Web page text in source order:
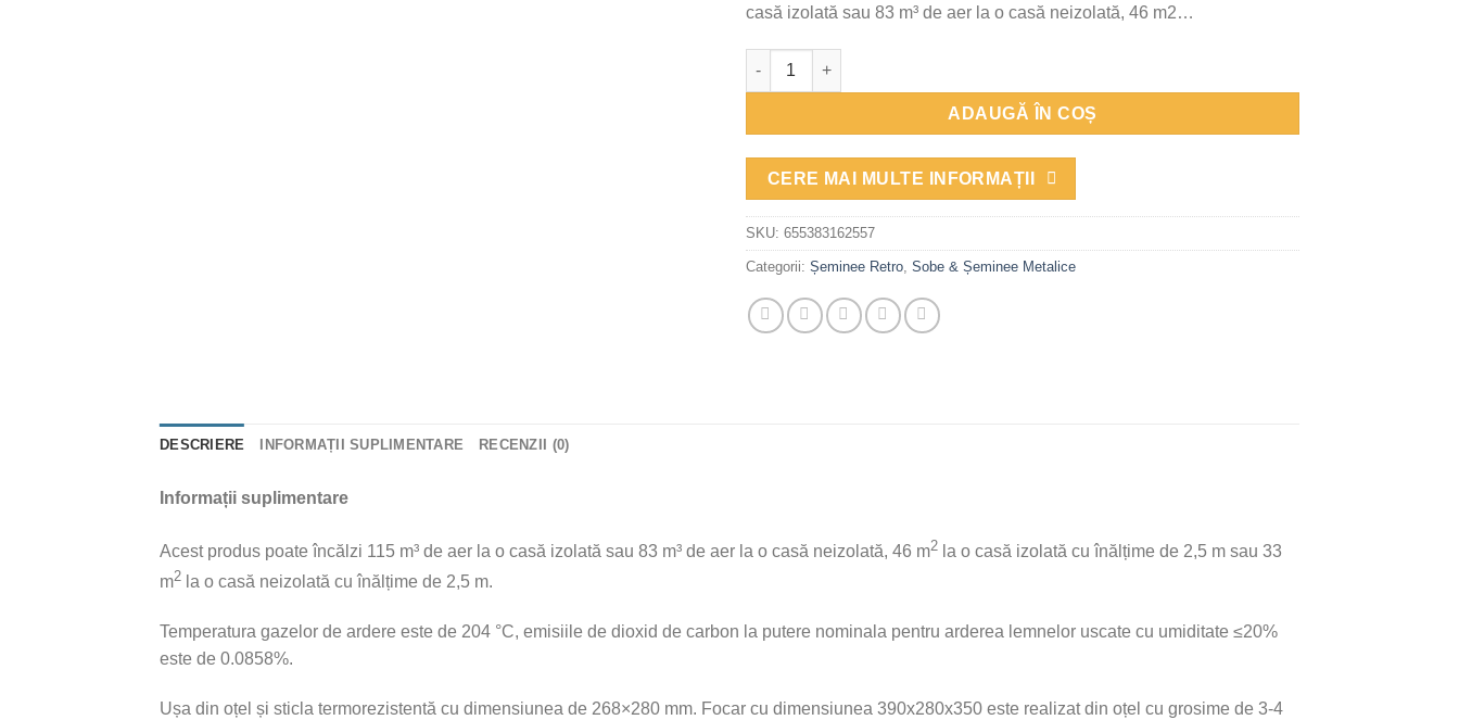
casă izolată sau 83 m³ de aer la o casă neizolată, 46 m2…
Cantitate Semineu metalic, Verso, 1 STAND, 67 kg, 110 cm x 51 cm x 43 cm
ADAUGĂ ÎN COȘ
CERE MAI MULTE INFORMAȚII
SKU: 655383162557
Categorii: Șeminee Retro, Sobe & Șeminee Metalice
DESCRIERE INFORMAȚII SUPLIMENTARE RECENZII (0)
Informații suplimentare
Acest produs poate încălzi 115 m³ de aer la o casă izolată sau 83 m³ de aer la o casă neizolată, 46 m2 la o casă izolată cu înălțime de 2,5 m sau 33
m2 la o casă neizolată cu înălțime de 2,5 m.
Temperatura gazelor de ardere este de 204 °C, emisiile de dioxid de carbon la putere nominala pentru arderea lemnelor uscate cu umiditate ≤20%
este de 0.0858%.
Ușa din oțel și sticla termorezistentă cu dimensiunea de 268×280 mm. Focar cu dimensiunea 390x280x350 este realizat din oțel cu grosime de 3-4